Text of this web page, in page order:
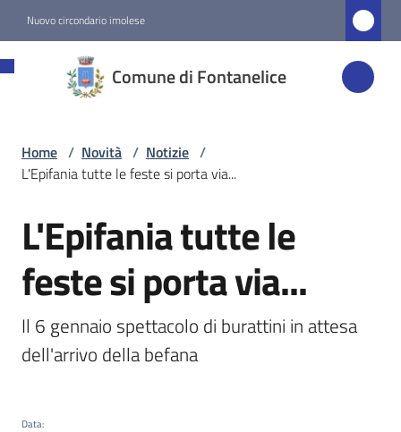
Nuovo circondario imolese
Comune di Fontanelice
Fontanelice
Amministrazione
Menu selezionato
Servizi
Vivere
Fontanelice
Home / Novità / Notizie /
L'Epifania tutte le feste si porta via...
Salta al contenuto
L'Epifania tutte le
feste si porta via...
Il 6 gennaio spettacolo di burattini in attesa
dell'arrivo della befana
Data: